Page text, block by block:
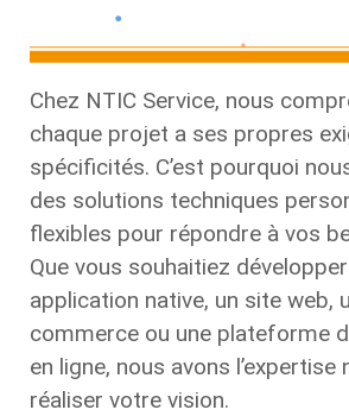
Chez NTIC Service, nous
chaque projet a ses propres
spécificités. C’est pourquoi
des solutions techniques
flexibles pour répondre à vos
Que vous souhaitiez
application native, un site web,
commerce ou une plateforme
en ligne, nous avons l’expertise
réaliser votre vision.